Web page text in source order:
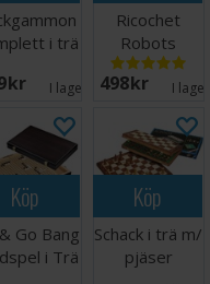
i trä
I lager: 4
Ricochet
Robots
Brädspel
498 SEK I
Köp
Go Bang
i Trä
Köp
Schack i trä m/
pjäser
Hopfällbart